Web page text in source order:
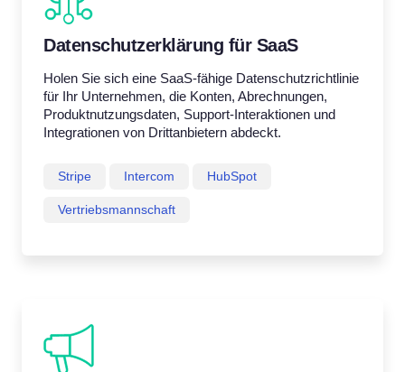
Datenschutzerklärung für SaaS
Holen Sie sich eine SaaS-fähige Datenschutzrichtlinie
für Ihr Unternehmen, die Konten, Abrechnungen,
Produktnutzungsdaten, Support-Interaktionen und
Integrationen von Drittanbietern abdeckt.
Stripe Intercom HubSpot
Vertriebsmannschaft